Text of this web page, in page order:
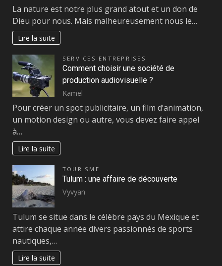
La nature est notre plus grand atout et un don de
Dieu pour nous. Mais malheureusement nous le…
Lire la suite
SERVICES ENTREPRISES
Comment choisir une société de
production audiovisuelle ?
Kamel
Pour créer un spot publicitaire, un film d’animation,
un motion design ou autre, vous devez faire appel
à…
Lire la suite
TOURISME
Tulum : une affaire de découverte
Vyvyan
Tulum se situe dans le célèbre pays du Mexique et
attire chaque année divers passionnés de sports
nautiques,…
Lire la suite